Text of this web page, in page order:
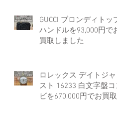
GUCCI ブロンディトップ
ハンドルを93,000円でお
買取しました
ロレックス デイトジャ
スト 16233 白文字盤コン
ビを670,000円でお買取